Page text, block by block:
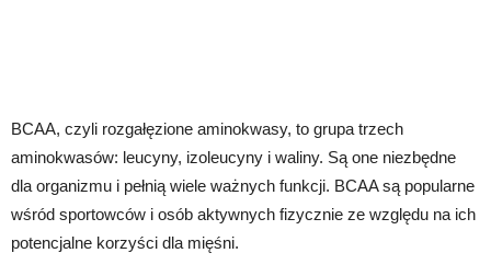
BCAA, czyli rozgałęzione aminokwasy, to grupa trzech
aminokwasów: leucyny, izoleucyny i waliny. Są one niezbędne
dla organizmu i pełnią wiele ważnych funkcji. BCAA są popularne
wśród sportowców i osób aktywnych fizycznie ze względu na ich
potencjalne korzyści dla mięśni.